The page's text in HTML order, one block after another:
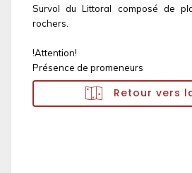
Survol du Littoral composé de
rochers.
!Attention!
Présence de promeneurs
Retour vers